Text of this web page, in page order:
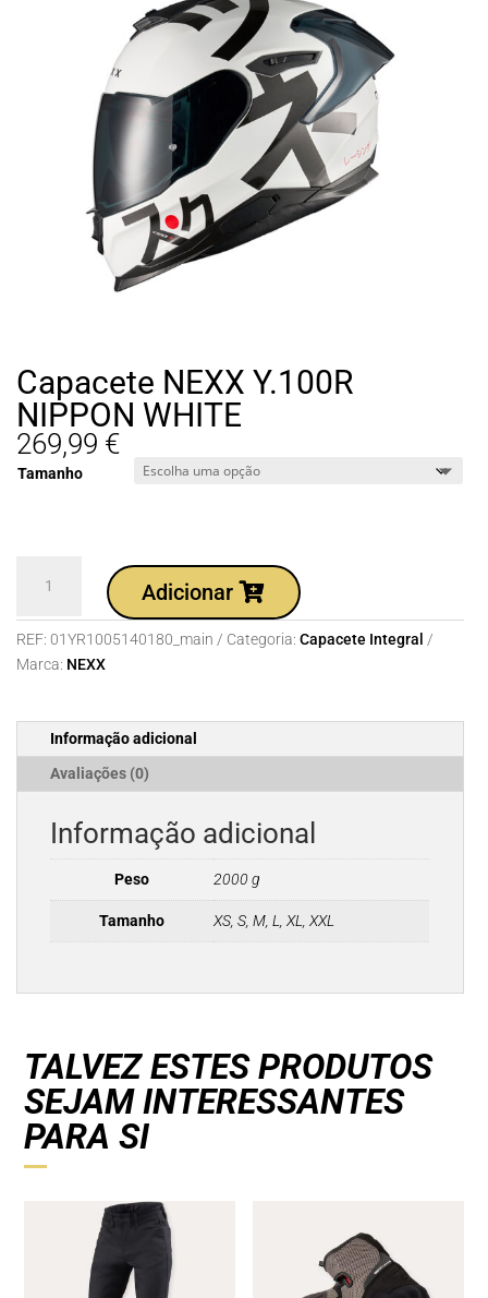
Capacete NEXX Y.100R
NIPPON WHITE
269,99 €
Tamanho
Capacete
NEXX
Y.100R
WHITE
Adicionar
REF: 01YR1005140180_main Categoria: Capacete Integral
Marca: NEXX
Informação adicional
Avaliações (0)
Informação adicional
Peso 2000 g
Tamanho XS, S, M, L, XL, XXL
TALVEZ ESTES PRODUTOS
SEJAM INTERESSANTES
PARA SI